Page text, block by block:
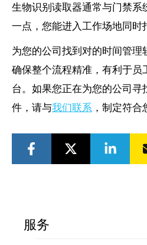
生物识别读取器通常与门禁系
一点，您能进入工作场地同时
为您的公司找到对的时间管理
确保整个流程精准，有利于员
台。如果您正在为您的公司寻
件，请与我们联系 ，制定符合
服务